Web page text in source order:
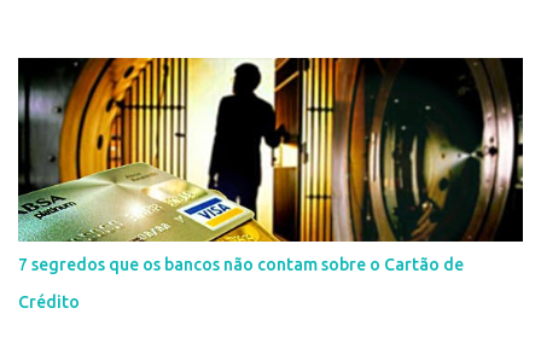
7 segredos que os bancos não contam sobre o Cartão de
Crédito